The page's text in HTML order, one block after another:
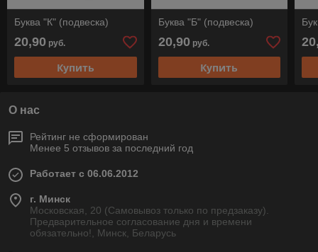
Буква "К" (подвеска)
20,90 руб.
Купить
Буква "Б" (подвеска)
20,90 руб.
Купить
О нас
Рейтинг не сформирован
Менее 5 отзывов за последний год
Работает с 06.06.2012
г. Минск
Московская, 20 (Самовывоз только по предзаказу).
Предварительное согласование дня и времени
обязательно!, Минск, Беларусь